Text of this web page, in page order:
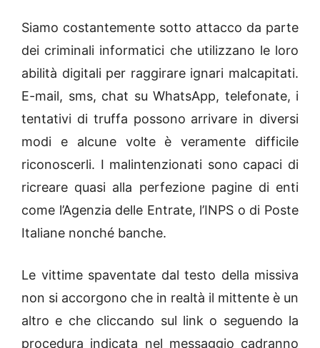
Siamo costantemente sotto attacco da parte
dei criminali informatici che utilizzano le loro
abilità digitali per raggirare ignari malcapitati.
E-mail, sms, chat su WhatsApp, telefonate, i
tentativi di truffa possono arrivare in diversi
modi e alcune volte è veramente difficile
riconoscerli. I malintenzionati sono capaci di
ricreare quasi alla perfezione pagine di enti
come l’Agenzia delle Entrate, l’INPS o di Poste
Italiane nonché banche.
Le vittime spaventate dal testo della missiva
non si accorgono che in realtà il mittente è un
altro e che cliccando sul link o seguendo la
procedura indicata nel messaggio cadranno